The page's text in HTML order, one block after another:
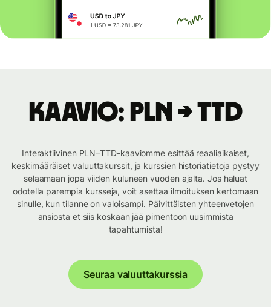
Kaavio: PLN → TTD
Interaktiivinen PLN–TTD-kaaviomme esittää reaaliaikaiset,
keskimääräiset valuuttakurssit, ja kurssien historiatietoja pystyy
selaamaan jopa viiden kuluneen vuoden ajalta. Jos haluat
odotella parempia kursseja, voit asettaa ilmoituksen kertomaan
sinulle, kun tilanne on valoisampi. Päivittäisten yhteenvetojen
ansiosta et siis koskaan jää pimentoon uusimmista
tapahtumista!
Seuraa valuuttakurssia